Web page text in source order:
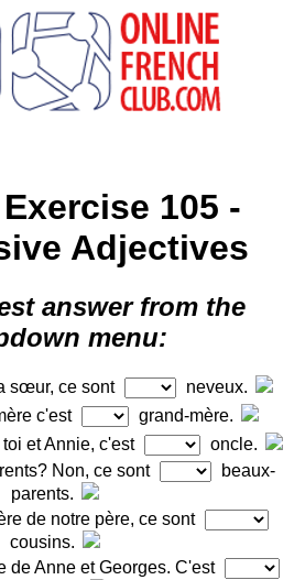
105 -
Adjectives
answer from the
menu:
sœur, ce sont
neveux.
c'est
grand-mère.
et Annie, c'est
oncle.
Non, ce sont
beaux-
parents.
de notre père, ce sont
cousins.
de Anne et Georges. C'est